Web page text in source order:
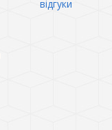
відгуки